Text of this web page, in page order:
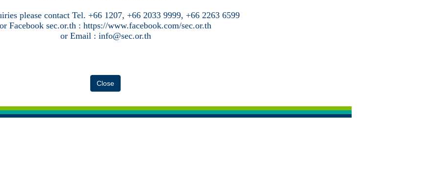
please contact Tel. +66 1207, +66 2033 9999, +66 2263 6599
or Facebook sec.or.th : https://www.facebook.com/sec.or.th
or Email : info@sec.or.th